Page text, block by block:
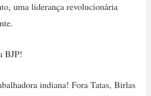
uma liderança revolucionária
BJP!
indiana! Fora Tatas, Birlas